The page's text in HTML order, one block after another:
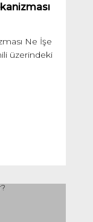
Ne İşe
üzerindeki